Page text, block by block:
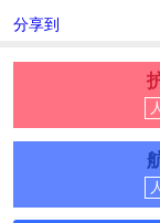
分享到